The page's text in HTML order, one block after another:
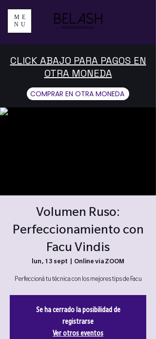
ME
NU
CLICK ABAJO PARA PAGOS EN
OTRA MONEDA
COMPRAR EN OTRA MONEDA
Volumen Ruso:
Perfeccionamiento con
Facu Vindis
lun, 13 sept Online vía ZOOM
Perfeccioná tu técnica con los mejores tips de Facu
Se ha cerrado la posibilidad de
registrarse
Ver otros eventos